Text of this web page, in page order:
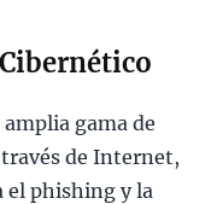
gama de
de Internet,
el phishing y la